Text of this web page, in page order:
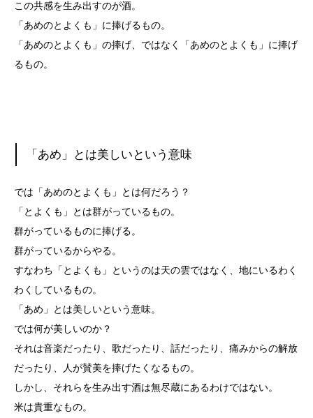
この共感を生み出すのが酒。
「あめのとよくも」に捧げるもの。
「あめのとよくも」の捧げ、ではなく「あめのとよくも」に捧げ
るもの。
「あめ」とは美しいという意味
では「あめのとよくも」とは何だろう？
「とよくも」とは群がっているもの。
群がっているものに捧げる。
群がっているからやる。
すなわち「とよくも」というのは天の雲ではなく、地にいるわく
わくしているもの。
「あめ」とは美しいという意味。
では何が美しいのか？
それは音楽だったり、歌だったり、話だったり、痛みからの解放
だったり、人が賛美を捧げたくなるもの。
しかし、それらを生み出す酒は無尽蔵にあるわけではない。
米は貴重なもの。